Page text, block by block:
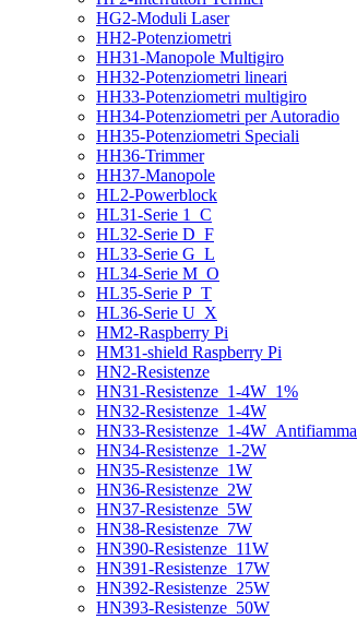
HG2-Moduli Laser
HH2-Potenziometri
HH31-Manopole Multigiro
HH32-Potenziometri lineari
HH33-Potenziometri multigiro
HH34-Potenziometri per Autoradio
HH35-Potenziometri Speciali
HH36-Trimmer
HH37-Manopole
HL2-Powerblock
HL31-Serie 1_C
HL32-Serie D_F
HL33-Serie G_L
HL34-Serie M_O
HL35-Serie P_T
HL36-Serie U_X
HM2-Raspberry Pi
HM31-shield Raspberry Pi
HN2-Resistenze
HN31-Resistenze_1-4W_1%
HN32-Resistenze_1-4W
HN33-Resistenze_1-4W_Antifiamma
HN34-Resistenze_1-2W
HN35-Resistenze_1W
HN36-Resistenze_2W
HN37-Resistenze_5W
HN38-Resistenze_7W
HN390-Resistenze_11W
HN391-Resistenze_17W
HN392-Resistenze_25W
HN393-Resistenze_50W